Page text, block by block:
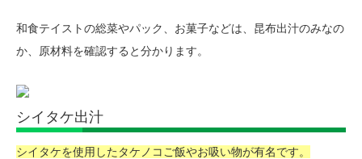
和食テイストの総菜やパック、お菓子などは、昆布出汁のみなの
か、原材料を確認すると分かります。
シイタケ出汁
シイタケを使用したタケノコご飯やお吸い物が有名です。